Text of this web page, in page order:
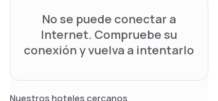
No se puede conectar a
Internet. Compruebe su
conexión y vuelva a intentarlo
Nuestros hoteles cercanos